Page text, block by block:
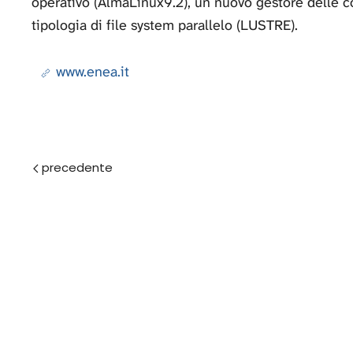
tipologia di file system parallelo (LUSTRE).
www.enea.it